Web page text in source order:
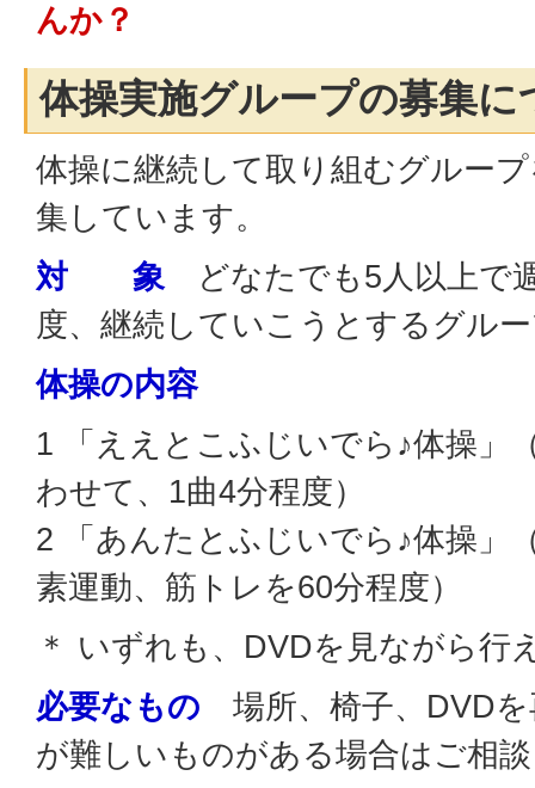
んか？
体操実施グループの募集に
体操に継続して取り組むグルー
集しています。
対 象 どなたでも5人以上で
度、継続していこうとするグル
体操の内容
1 「ええとこふじいでら♪体操」
わせて、1曲4分程度）
2 「あんたとふじいでら♪体操」
素運動、筋トレを60分程度）
＊ いずれも、DVDを見ながら行
必要なもの 場所、椅子、DVD
が難しいものがある場合はご相